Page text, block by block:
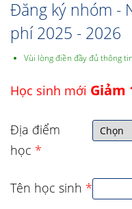
Đăng ký nhóm -
phí 2025 - 2026
Vùi lòng điền đầy đủ thông
Học sinh mới Giảm
Địa điểm
học *
Tên học sinh *